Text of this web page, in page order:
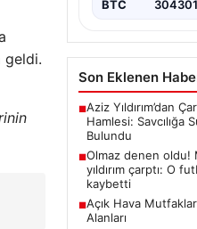
geldi.
BTC
Son Eklenen
■Aziz Yıldırım’dan
Hamlesi: Savcılığa
Bulundu
■Olmaz denen oldu!
yıldırım çarptı: O
kaybetti
■Açık Hava
Alanları